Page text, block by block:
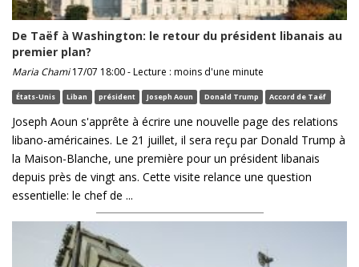
De Taëf à Washington: le retour du président libanais au
premier plan?
Maria Chami17/07 18:00 - Lecture : moins d'une minute
États-Unis Liban président Joseph Aoun Donald Trump Accord de Taëf
Joseph Aoun s'apprête à écrire une nouvelle page des relations
libano-américaines. Le 21 juillet, il sera reçu par Donald Trump à
la Maison-Blanche, une première pour un président libanais
depuis près de vingt ans. Cette visite relance une question
essentielle: le chef de ...